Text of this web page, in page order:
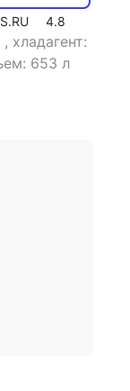
4.8
, хладагент:
653 л